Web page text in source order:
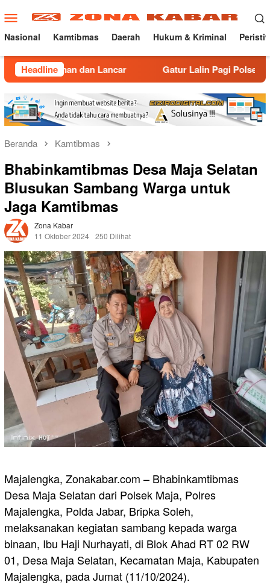
ke
konten
Menu
Mobile
Nasional Kamtibmas Daerah Hukum & Kriminal
Headline
Lancar Gatur Lalin Pagi Polsek Malausma, Wujud
Beranda Kamtibmas
Bhabinkamtibmas Desa Maja Selatan
Blusukan Sambang Warga untuk
Jaga Kamtibmas
Zona Kabar
11 Oktober 2024 250 Dilihat
Majalengka, Zonakabar.com – Bhabinkamtibmas
Desa Maja Selatan dari Polsek Maja, Polres
Majalengka, Polda Jabar, Bripka Soleh,
melaksanakan kegiatan sambang kepada warga
binaan, Ibu Haji Nurhayati, di Blok Ahad RT 02 RW
01, Desa Maja Selatan, Kecamatan Maja, Kabupaten
Majalengka, pada Jumat (11/10/2024).